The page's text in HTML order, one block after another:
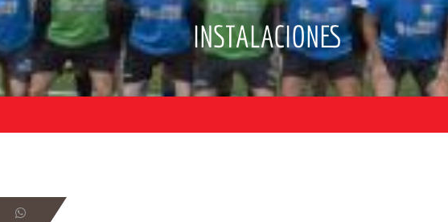
INSTALACIONES